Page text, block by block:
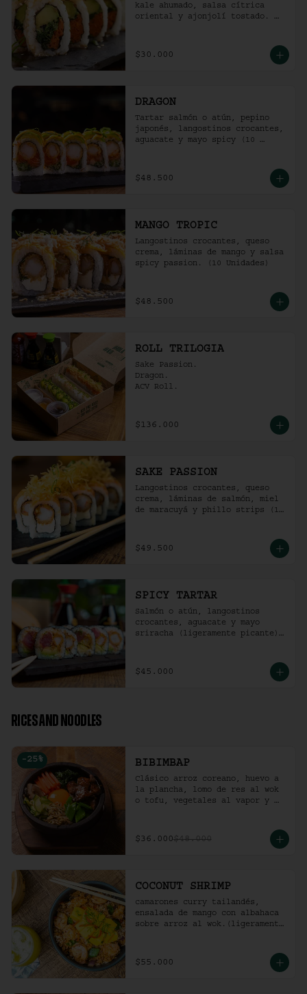
kale ahumado, salsa cítrica
oriental y ajonjolí tostado.
$30.000
DRAGON
Tartar salmón o atún, pepino
japonés, langostinos crocantes,
aguacate y mayo spicy (10
$48.500
MANGO TROPIC
Langostinos crocantes, queso
crema, láminas de mango y salsa
spicy passion. (10 Unidades)
$48.500
ROLL TRILOGIA
Sake Passion.
Dragon.
ACV Roll.
$136.000
SAKE PASSION
Langostinos crocantes, queso
crema, láminas de salmón, miel
de maracuyá y phillo strips (10
$49.500
SPICY TARTAR
Salmón o atún, langostinos
crocantes, aguacate y mayo
sriracha (ligeramente picante).
$45.000
RICES AND NOODLES
-25 % BIBIMBAP
Clásico arroz coreano, huevo a
la plancha, lomo de res al wok
o tofu, vegetales al vapor y
$36.000$48.000
COCONUT SHRIMP
camarones curry tailandés,
ensalada de mango con albahaca
sobre arroz al wok.(ligeramente
$55.000